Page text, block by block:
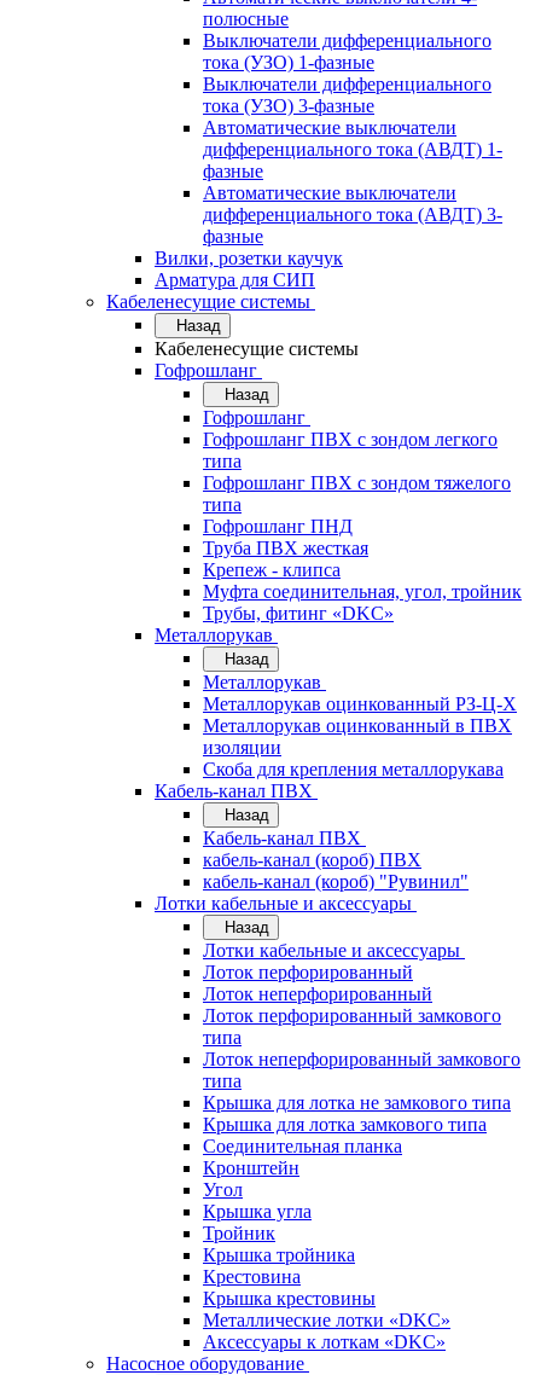
полюсные
Выключатели дифференциального
тока (УЗО) 1-фазные
Выключатели дифференциального
тока (УЗО) 3-фазные
Автоматические выключатели
дифференциального тока (АВДТ) 1-
фазные
Автоматические выключатели
дифференциального тока (АВДТ) 3-
фазные
Вилки, розетки каучук
Арматура для СИП
Кабеленесущие системы
Назад
Кабеленесущие системы
Гофрошланг
Назад
Гофрошланг
Гофрошланг ПВХ с зондом легкого
типа
Гофрошланг ПВХ с зондом тяжелого
типа
Гофрошланг ПНД
Труба ПВХ жесткая
Крепеж - клипса
Муфта соединительная, угол, тройник
Трубы, фитинг «DKC»
Металлорукав
Назад
Металлорукав
Металлорукав оцинкованный РЗ-Ц-Х
Металлорукав оцинкованный в ПВХ
изоляции
Скоба для крепления металлорукава
Кабель-канал ПВХ
Назад
Кабель-канал ПВХ
кабель-канал (короб) ПВХ
кабель-канал (короб) "Рувинил"
Лотки кабельные и аксессуары
Назад
Лотки кабельные и аксессуары
Лоток перфорированный
Лоток неперфорированный
Лоток перфорированный замкового
типа
Лоток неперфорированный замкового
типа
Крышка для лотка не замкового типа
Крышка для лотка замкового типа
Соединительная планка
Кронштейн
Угол
Крышка угла
Тройник
Крышка тройника
Крестовина
Крышка крестовины
Металлические лотки «DKC»
Аксессуары к лоткам «DKC»
Насосное оборудование